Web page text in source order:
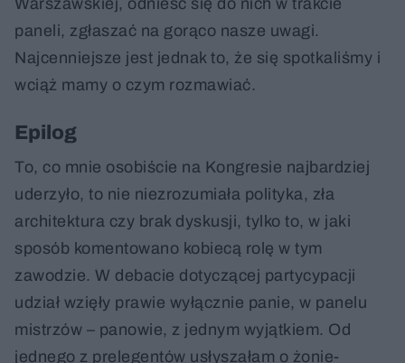
paneli, zgłaszać na gorąco nasze uwagi.
Najcenniejsze jest jednak to, że się spotkaliśmy i
wciąż mamy o czym rozmawiać.
Epilog
To, co mnie osobiście na Kongresie najbardziej
uderzyło, to nie niezrozumiała polityka, zła
architektura czy brak dyskusji, tylko to, w jaki
sposób komentowano kobiecą rolę w tym
zawodzie. W debacie dotyczącej partycypacji
udział wzięły prawie wyłącznie panie, w panelu
mistrzów – panowie, z jednym wyjątkiem. Od
jednego z prelegentów usłyszałam o żonie-